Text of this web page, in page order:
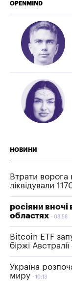
OPENMIND
НОВИНИ
Втрати
ліквідували
росіяни
областях
08:58
Bitcoin ETF
біржі Австралії
Україна
миру
10:13